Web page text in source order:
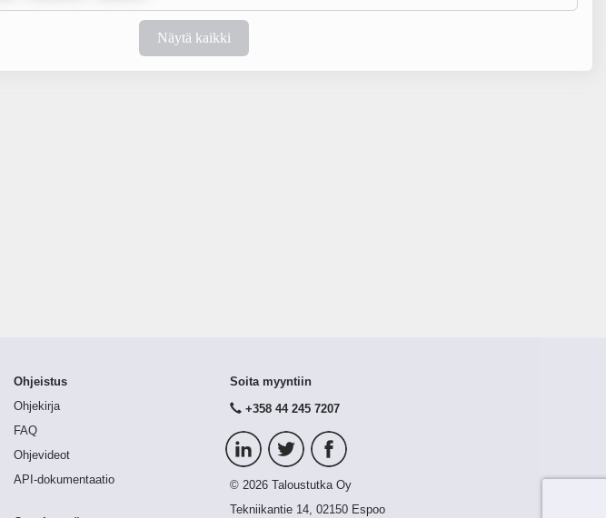
Näytä kaikki
Ohjeistus
Ohjekirja
FAQ
Ohjevideot
API-dokumentaatio
Soita myyntiin
+358 44 245 7207
© 2026 Taloustutka Oy
Tekniikantie 14, 02150 Espoo